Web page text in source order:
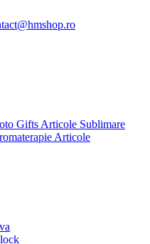
Gifts Articole Sublimare
Articole